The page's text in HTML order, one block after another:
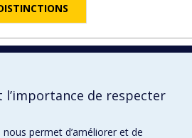
l’importance de respecter
permet d’améliorer et de